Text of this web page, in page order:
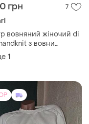
грн 7
вовняний жіночий di
з вовни
1